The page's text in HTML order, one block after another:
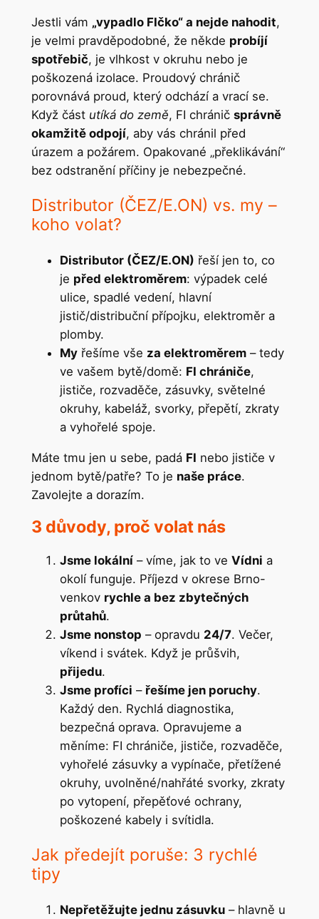
Jestli vám „vypadlo FIčko“ a nejde nahodit,
je velmi pravděpodobné, že někde probíjí
spotřebič, je vlhkost v okruhu nebo je
poškozená izolace. Proudový chránič
porovnává proud, který odchází a vrací se.
Když část utíká do země, FI chránič správně
okamžitě odpojí, aby vás chránil před
úrazem a požárem. Opakované „překlikávání“
bez odstranění příčiny je nebezpečné.
Distributor (ČEZ/E.ON) vs. my –
koho volat?
Distributor (ČEZ/E.ON) řeší jen to, co
je před elektroměrem: výpadek celé
ulice, spadlé vedení, hlavní
jistič/distribuční přípojku, elektroměr a
plomby.
Myřešíme vše za elektroměrem– tedy
ve vašem bytě/domě: FI chrániče,
jističe, rozvaděče, zásuvky, světelné
okruhy, kabeláž, svorky, přepětí, zkraty
a vyhořelé spoje.
Máte tmu jen u sebe, padá FI nebo jističe v
jednom bytě/patře? To je naše práce.
Zavolejte a dorazím.
3 důvody, proč volat nás
Jsme lokální– víme, jak to ve Vídni a
okolí funguje. Příjezd v okrese Brno-
venkov rychle a bez zbytečných
průtahů.
Jsme nonstop – opravdu 24/7. Večer,
víkend i svátek. Když je průšvih,
přijedu.
Jsme profíci – řešíme jen poruchy.
Každý den. Rychlá diagnostika,
bezpečná oprava. Opravujeme a
měníme: FI chrániče, jističe, rozvaděče,
vyhořelé zásuvky a vypínače, přetížené
okruhy, uvolněné/nahřáté svorky, zkraty
po vytopení, přepěťové ochrany,
poškozené kabely i svítidla.
Jak předejít poruše: 3 rychlé
tipy
Nepřetěžujte jednu zásuvku– hlavně u